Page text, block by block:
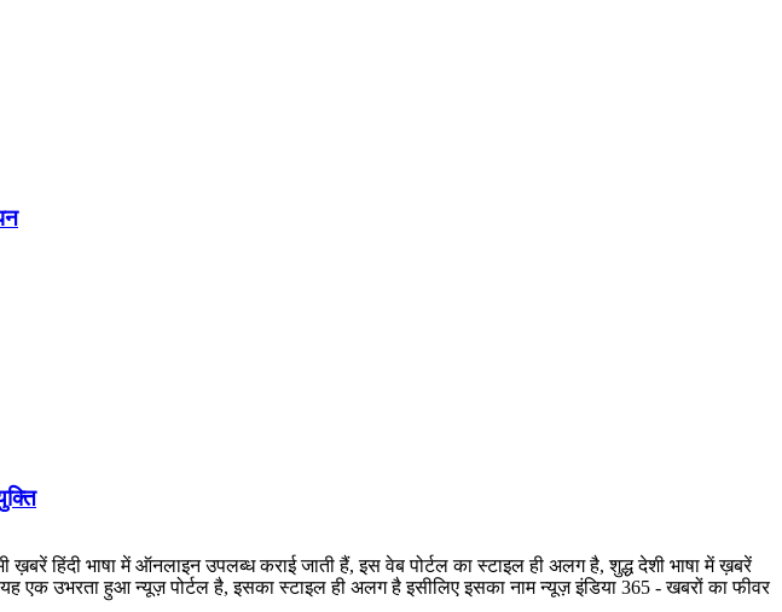
हिंदी भाषा में ऑनलाइन उपलब्ध कराई जाती हैं, इस वेब पोर्टल का स्टाइल ही अलग है, शुद्ध देशी भाषा में ख़बरें
उभरता हुआ न्यूज़ पोर्टल है, इसका स्टाइल ही अलग है इसीलिए इसका नाम न्यूज़ इंडिया 365 - खबरों का फीवर